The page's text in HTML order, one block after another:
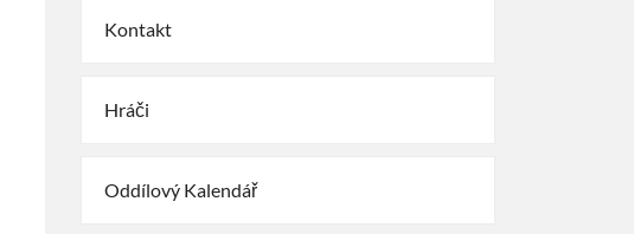
Kontakt
Hráči
Oddílový Kalendář